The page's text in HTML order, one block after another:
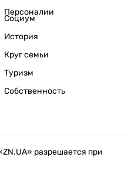
Персоналии
Социум
История
Круг семьи
Туризм
Собственность
разрешается при